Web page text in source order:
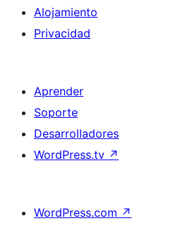
Alojamiento
Privacidad
Aprender
Soporte
Desarrolladores
WordPress.tv ↗
WordPress.com ↗